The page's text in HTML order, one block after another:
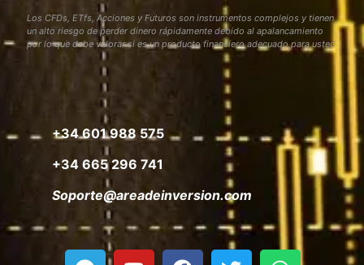
Los CFDs, ETfs, Acciones y Futuros son instrumentos complejos y tienen
un alto riesgo de perder dinero rápidamente debido al apalancamiento
por lo que debe valorar si es un producto financiero adecuado para usted
+34 601 988 575
+34 665 296 741
Soporte@areadeinversion.com